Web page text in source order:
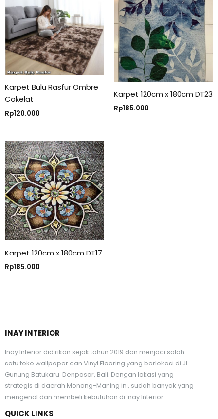
Karpet Bulu Rasfur Ombre
Cokelat
Rp120.000
Karpet 120cm x 180cm DT23
Rp185.000
Karpet 120cm x 180cm DT17
Rp185.000
INAY INTERIOR
Inay Interior didirikan sejak tahun 2019 dan menjadi salah
satu toko wallpaper dan Vinyl Flooring yang berlokasi di Jl.
Gunung Batukaru Denpasar, Bali. Dengan lokasi yang
strategis di daerah Monang-Maning ini, sudah banyak yang
mengenal dan membeli kebutuhan di Inay Interior
QUICK LINKS